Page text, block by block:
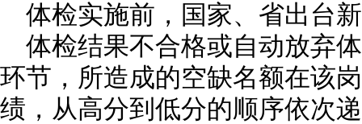
体检实施前，国家、省出台
体检结果不合格或自动放弃
环节，所造成的空缺名额在该
绩，从高分到低分的顺序依次